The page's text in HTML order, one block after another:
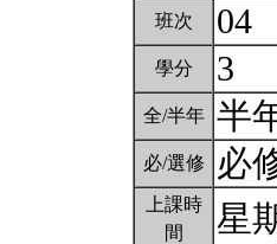
班次 04
學分 3
全/半年 半
必/選修 必
上課時
間
星